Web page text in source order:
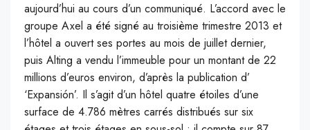
aujourd’hui au cours d’un communiqué. L’accord avec le
groupe Axel a été signé au troisième trimestre 2013 et
l’hôtel a ouvert ses portes au mois de juillet dernier,
puis Alting a vendu l’immeuble pour un montant de 22
millions d’euros environ, d’après la publication d’
‘Expansión’. Il s’agit d’un hôtel quatre étoiles d’une
surface de 4.786 mètres carrés distribués sur six